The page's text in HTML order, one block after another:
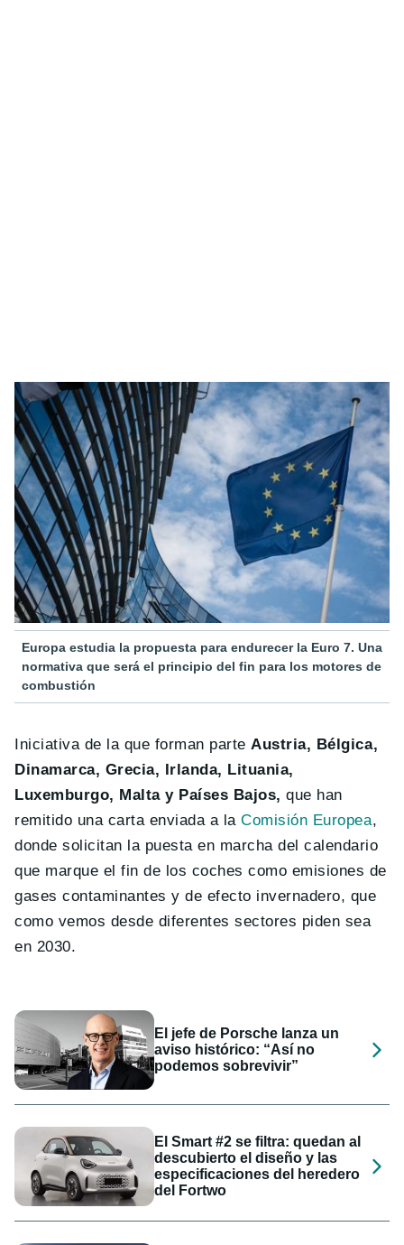
Europa estudia la propuesta para endurecer la Euro 7. Una
normativa que será el principio del fin para los motores de
combustión
Iniciativa de la que forman parteAustria, Bélgica,
Dinamarca, Grecia, Irlanda, Lituania,
Luxemburgo, Malta y Países Bajos, que han
remitido una carta enviada a laComisión Europea,
donde solicitan la puesta en marcha del calendario
que marque el fin de los coches como emisiones de
gases contaminantes y de efecto invernadero, que
como vemos desde diferentes sectores piden sea
en 2030.
El jefe de Porsche lanza un
aviso histórico: “Así no
podemos sobrevivir”
El Smart #2 se filtra: quedan al
descubierto el diseño y las
especificaciones del heredero
del Fortwo